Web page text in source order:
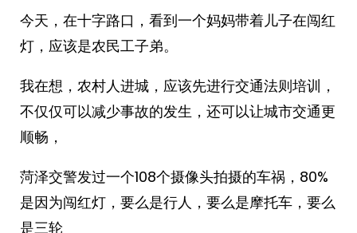
今天，在十字路口，看到一个妈妈带着儿子在闯红
灯，应该是农民工子弟。
我在想，农村人进城，应该先进行交通法则培训，
不仅仅可以减少事故的发生，还可以让城市交通更
顺畅，
菏泽交警发过一个108个摄像头拍摄的车祸，80%
是因为闯红灯，要么是行人，要么是摩托车，要么
是三轮